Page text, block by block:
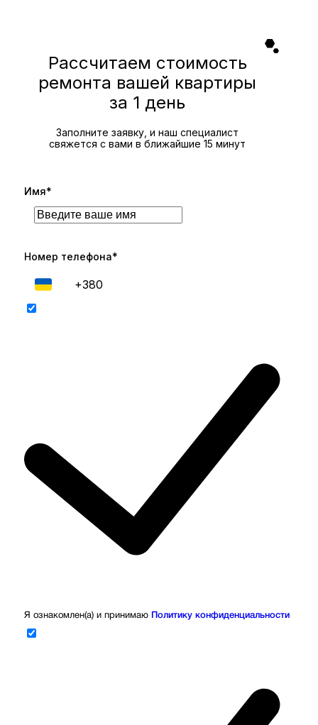
Рассчитаем стоимость
ремонта вашей квартиры
за 1 день
Заполните заявку, и наш специалист
свяжется с вами в ближайшие 15 минут
Имя*
Номер телефона*
Я ознакомлен(а) и принимаю Политику конфиденциальности